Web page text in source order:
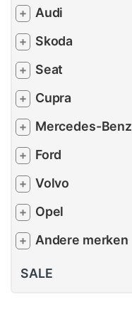
+ Audi
+ Skoda
+ Seat
+ Cupra
+ Mercedes-Benz
+ Ford
+ Volvo
+ Opel
+ Andere merken
SALE